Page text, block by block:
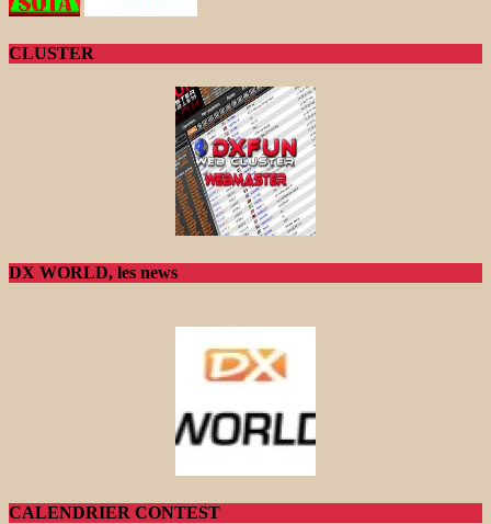
CLUSTER
DX WORLD, les news
CALENDRIER CONTEST